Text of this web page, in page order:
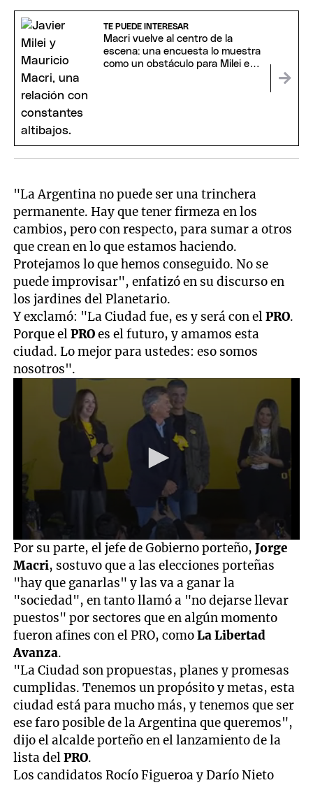
TE PUEDE INTERESAR
Macri vuelve al centro de la
escena: una encuesta lo muestra
como un obstáculo para Milei en
"La Argentina no puede ser una trinchera
permanente. Hay que tener firmeza en los
cambios, pero con respecto, para sumar a otros
que crean en lo que estamos haciendo.
Protejamos lo que hemos conseguido. No se
puede improvisar", enfatizó en su discurso en
los jardines del Planetario.
Y exclamó: "La Ciudad fue, es y será con elPRO.
Porque elPROes el futuro, y amamos esta
ciudad. Lo mejor para ustedes: eso somos
nosotros".
0
seconds
of
8
minutes,
15
seconds
Por su parte, el jefe de Gobierno porteño,Jorge
Macri, sostuvo que a las elecciones porteñas
"hay que ganarlas" y las va a ganar la
"sociedad", en tanto llamó a "no dejarse llevar
puestos" por sectores que en algún momento
fueron afines con el PRO, comoLa Libertad
Avanza.
"La Ciudad son propuestas, planes y promesas
cumplidas. Tenemos un propósito y metas, esta
ciudad está para mucho más, y tenemos que ser
ese faro posible de la Argentina que queremos",
dijo el alcalde porteño en el lanzamiento de la
lista delPRO.
Los candidatos Rocío Figueroa y Darío Nieto